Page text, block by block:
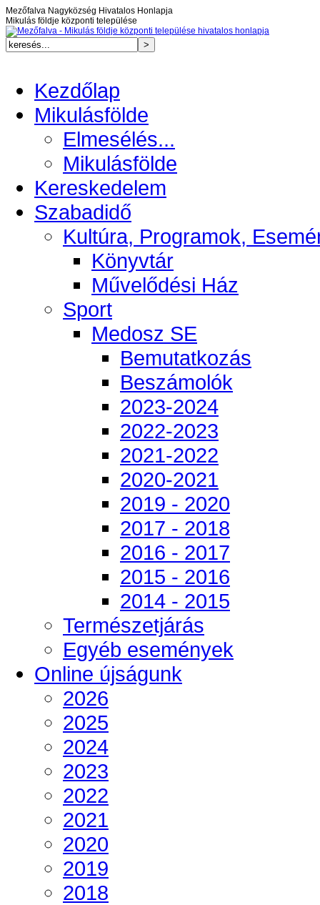
Mezőfalva Nagyközség Hivatalos Honlapja
Mikulás földje központi települése
Kezdőlap
Mikulásfölde
Elmesélés...
Mikulásfölde
Kereskedelem
Szabadidő
Kultúra, Programok,
Könyvtár
Művelődési Ház
Sport
Medosz SE
Bemutatkozás
Beszámolók
2023-2024
2022-2023
2021-2022
2020-2021
2019 - 2020
2017 - 2018
2016 - 2017
2015 - 2016
2014 - 2015
Természetjárás
Egyéb események
Online újságunk
2026
2025
2024
2023
2022
2021
2020
2019
2018